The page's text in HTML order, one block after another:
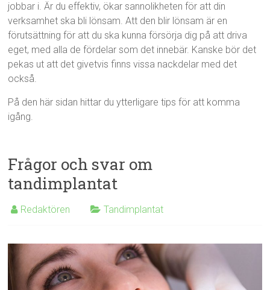
jobbar i. Är du effektiv, ökar sannolikheten för att din
verksamhet ska bli lönsam. Att den blir lönsam är en
förutsättning för att du ska kunna försörja dig på att driva
eget, med alla de fördelar som det innebär. Kanske bör det
pekas ut att det givetvis finns vissa nackdelar med det
också.
På den här sidan hittar du ytterligare tips för att komma
igång.
Frågor och svar om
tandimplantat
Redaktören Tandimplantat